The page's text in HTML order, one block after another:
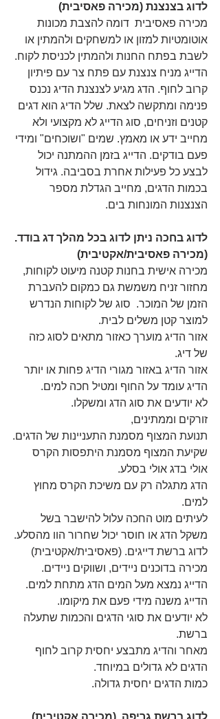
לדוג בצנצנת (מכירה פאסיבית)
מכירה פאסיבית  דומה להצבת מכונות
אוטומטיות למזון או למשחקים ולהמתין או
לשבת בפתח החנות ולהמתין לכניסת לקוח.
הדייג מניח צנצנת עם פתח צר עם פיתיון
קרוב לחוף. הדג מגיע לצנצנת הדיג נכנס
פנימה ומתקשה לצאת. שלל הדיג הוא דגים
קטנים וזניחים, סוג הדייג לא מקצועי ולא
מחייב ידע או מאמץ. שמים "ושוכחים" ומידי
פעם בודקים. הדייג בזמן ההמתנה יכול
לבצע כל פעילות אחרת בסביבה. גידול
בכמות הדגים, מחייב הגדלת מספר
הצנצנות המונחות בים.
לדוג בחכה ניתן לדוג בכל מהלך דג בודד.
(מכירה פאסיבית/אקטיבית)
מכירה אישית בחנות קטנה מיעוט לקוחות,
מחזור זניח משמשת גם כמקום להעברת
הזמן של המוכר.  סוג של לקוחות הנדרש
למוצר קטן משלים לבית.
אזור הדיג מוערך כאזור מתאים לסוג כזה
של דיג.
אזור הדיג באזור מגורי הדיג פחות או יותר
הדיג עומד על החוף ומטיל חכה למים.
לא יודעים את סוג הדג ומשקלו.
זורקים וממתינים,
תנועת המצוף מסמנת התעניינות של הדגים.
שקיעת המצוף מסמנת היתפסות הקרס
אולי בדג אולי בסלע.
הדג מתגלה רק עם משיכת הקרס מחוץ
למים.
לעיתים מוט החכה עלול להישבר בשל
משקל הדג או חוסר יכול שחרור הוו מהסלע.
לדוג ברשת דייגים. (פאסיבית/אקטיבית)
מכירה בדוכנים ניידים, ושווקים ניידים.
הדייג נמצא מעל המים הדג מתחת למים.
הדייג משנה מידי פעם את מיקומו.
לא יודעים את סוגי הדגים והכמות שתעלה
ברשת.
מאחר והדיג מתבצע יחסית קרוב לחוף
הדגים לא גדולים במיוחד.
כמות הדגים יחסית גדולה.
לדוג ברשת גריפה. (מכירה אקטיבית)